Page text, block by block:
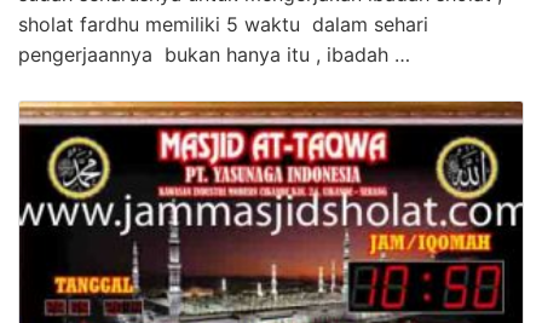
sholat fardhu memiliki 5 waktu dalam sehari
pengerjaannya bukan hanya itu , ibadah …